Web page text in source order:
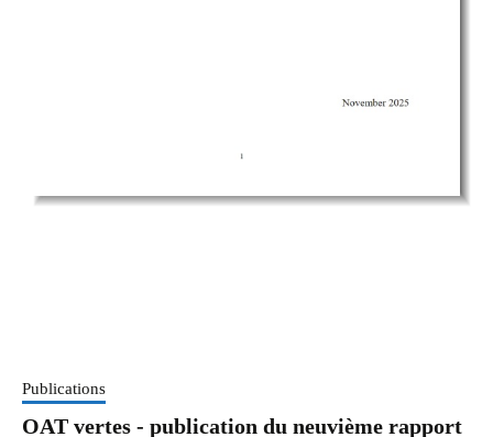
Publications
OAT vertes - publication du neuvième rapport